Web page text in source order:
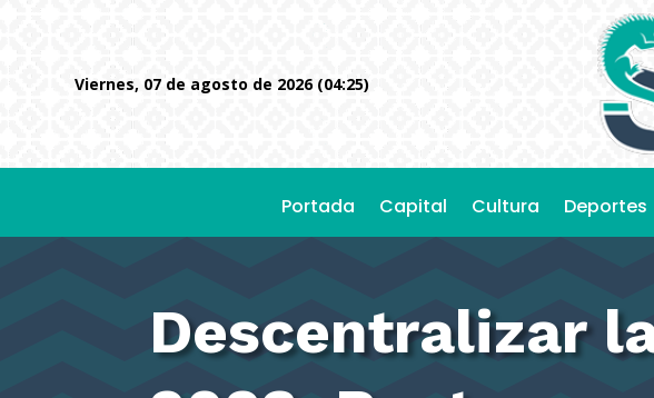
viernes, 07 de agosto de 2026 (04:25)
Portada Capital Cultura Deportes
Descentralizar